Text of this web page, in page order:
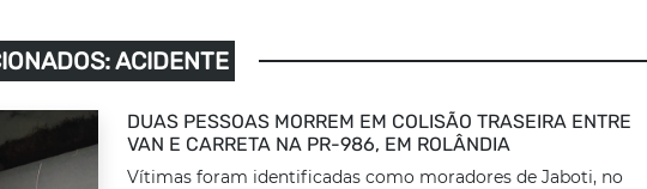
ACIDENTE
DUAS PESSOAS MORREM EM COLISÃO TRASEIRA ENTRE
VAN E CARRETA NA PR-986, EM ROLÂNDIA
Vítimas foram identificadas como moradores de Jaboti, no